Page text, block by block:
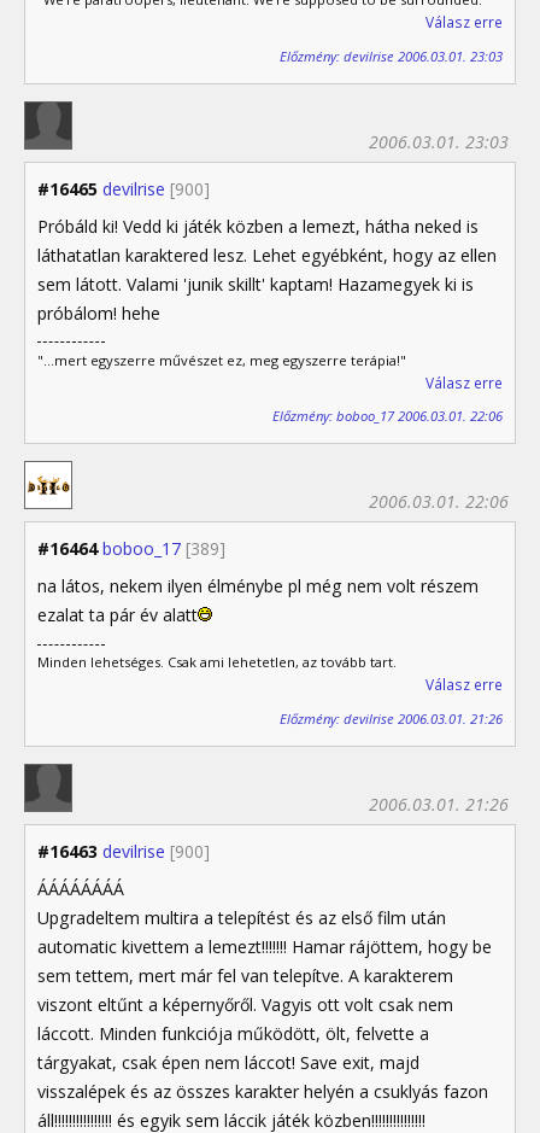
Válasz erre
Előzmény: devilrise 2006.03.01. 23:03
#16465 devilrise [900]
2006.03.01. 23:03
Próbáld ki! Vedd ki játék közben a lemezt, hátha neked is
láthatatlan karaktered lesz. Lehet egyébként, hogy az ellen
sem látott. Valami 'junik skillt' kaptam! Hazamegyek ki is
próbálom! hehe
"...mert egyszerre művészet ez, meg egyszerre terápia!"
Válasz erre
Előzmény: boboo_17 2006.03.01. 22:06
#16464 boboo_17 [389]
2006.03.01. 22:06
na látos, nekem ilyen élménybe pl még nem volt részem
ezalat ta pár év alatt
Minden lehetséges. Csak ami lehetetlen, az tovább tart.
Válasz erre
Előzmény: devilrise 2006.03.01. 21:26
#16463 devilrise [900]
2006.03.01. 21:26
ÁÁÁÁÁÁÁÁ
Upgradeltem multira a telepítést és az első film után
automatic kivettem a lemezt!!!!!!! Hamar rájöttem, hogy be
sem tettem, mert már fel van telepítve. A karakterem
viszont eltűnt a képernyőről. Vagyis ott volt csak nem
láccott. Minden funkciója működött, ölt, felvette a
tárgyakat, csak épen nem láccot! Save exit, majd
visszalépek és az összes karakter helyén a csuklyás fazon
áll!!!!!!!!!!!!!!!! és egyik sem láccik játék közben!!!!!!!!!!!!!!!